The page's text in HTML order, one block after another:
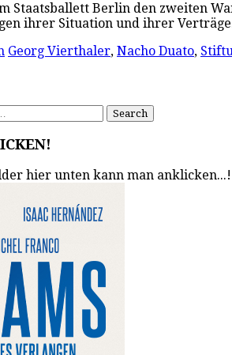
Staatsballett Berlin den zweiten
ihrer Situation und ihrer
Georg Vierthaler, Nacho Duato,
hier unten kann man anklicken...!